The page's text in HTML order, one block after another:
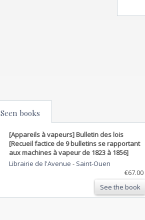
Seen books
[Appareils à vapeurs] Bulletin des lois
[Recueil factice de 9 bulletins se rapportant
aux machines à vapeur de 1823 à 1856]
Librairie de l'Avenue - Saint-Ouen
€67.00
See the book